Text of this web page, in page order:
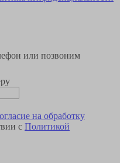
или позвоним
на обработку
с Политикой